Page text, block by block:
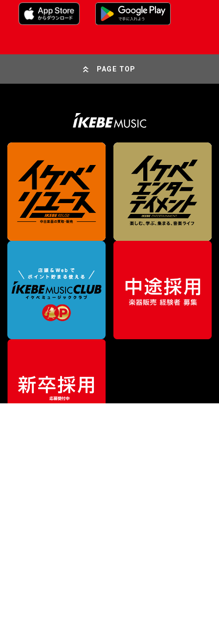
販売価格¥36,300（税込）
PAGE TOP